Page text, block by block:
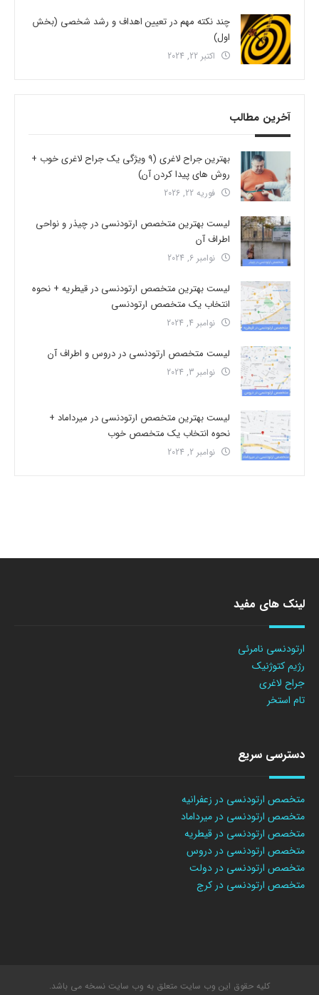
چند نکته مهم در تعیین اهداف و رشد شخصی (بخش
اول)
اکتبر 22, 2024
آخرین مطالب
بهترین جراح لاغری (9 ویژگی یک جراح لاغری خوب +
روش های پیدا کردن آن)
فوریه 22, 2026
لیست بهترین متخصص ارتودنسی در چیذر و نواحی
اطراف آن
نوامبر 6, 2024
لیست بهترین متخصص ارتودنسی در قیطریه + نحوه
انتخاب یک متخصص ارتودنسی
نوامبر 4, 2024
لیست متخصص ارتودنسی در دروس و اطراف آن
نوامبر 3, 2024
لیست بهترین متخصص ارتودنسی در میرداماد +
نحوه انتخاب یک متخصص خوب
نوامبر 2, 2024
لینک های مفید
ارتودنسی نامرئی
رژیم کتوژنیک
جراح لاغری
تام استخر
دسترسی سریع
متخصص ارتودنسی در زعفرانیه
متخصص ارتودنسی در میرداماد
متخصص ارتودنسی در قیطریه
متخصص ارتودنسی در دروس
متخصص ارتودنسی در دولت
متخصص ارتودنسی در کرج
کلیه حقوق این وب سایت متعلق به وب سایت نسخه می باشد.